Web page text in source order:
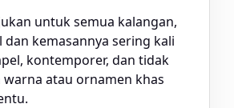
untuk semua kalangan,
kemasannya sering kali
kontemporer, dan tidak
atau ornamen khas